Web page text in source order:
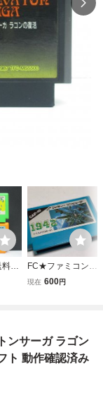
１
ッ
フ
み
FC★ファミコン★
1942★カプコン★
現在 600円
サーガ ラゴン
ト 動作確認済み